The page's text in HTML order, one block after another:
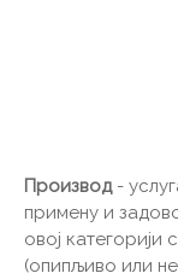
Производ-
примену и
овој
(опипљиво или